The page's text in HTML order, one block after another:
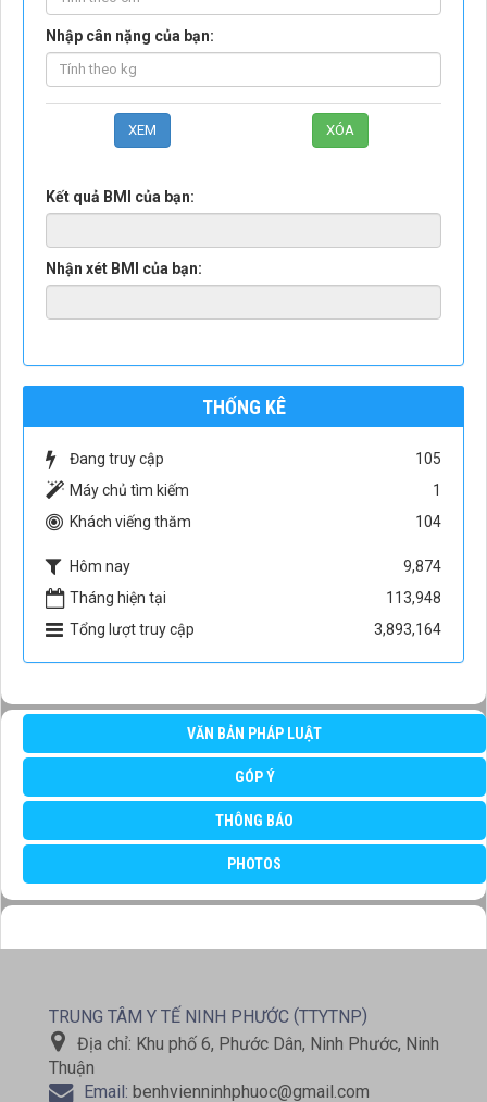
Nhập cân nặng của bạn:
Kết quả BMI của bạn:
Nhận xét BMI của bạn:
THỐNG KÊ
Đang truy cập
105
Máy chủ tìm kiếm
1
Khách viếng thăm
104
Hôm nay
9,874
Tháng hiện tại
113,948
Tổng lượt truy cập
3,893,164
VĂN BẢN PHÁP LUẬT
GÓP Ý
THÔNG BÁO
PHOTOS
TRUNG TÂM Y TẾ NINH PHƯỚC (TTYTNP)
Địa chỉ: Khu phố 6, Phước Dân, Ninh Phước, Ninh
Thuận
Email: benhvienninhphuoc@gmail.com